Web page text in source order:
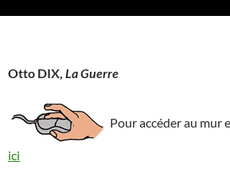
Otto DIX, La Guerre
Pour accéder au mur
ici